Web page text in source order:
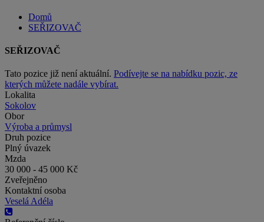
Domů
SEŘIZOVAČ
SEŘIZOVAČ
Tato pozice již není aktuální. Podívejte se na nabídku pozic, ze
kterých můžete nadále vybírat.
Lokalita
Sokolov
Obor
Výroba a průmysl
Druh pozice
Plný úvazek
Mzda
30 000 - 45 000 Kč
Zveřejněno
Kontaktní osoba
Veselá Adéla